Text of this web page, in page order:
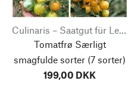
Tomatfrø Særligt
smagfulde sorter (7 sorter)
199,00 DKK